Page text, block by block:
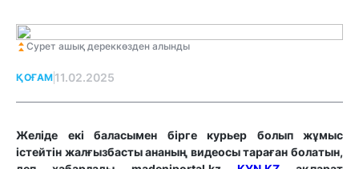
Сурет ашық дереккөзден алынды
ҚОҒАМ 11.02.2025
Желіде екі баласымен бірге курьер болып жұмыс
істейтін жалғызбасты ананың видеосы тараған болатын,